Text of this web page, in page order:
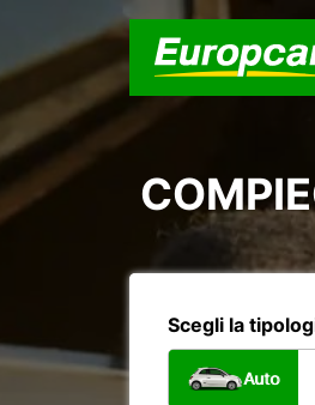
Scegli la
Auto